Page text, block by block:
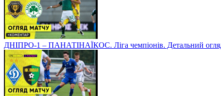
ДНІПРО-1 – ПАНАТІНАЇКОС. Ліга чемпіонів. Детальний